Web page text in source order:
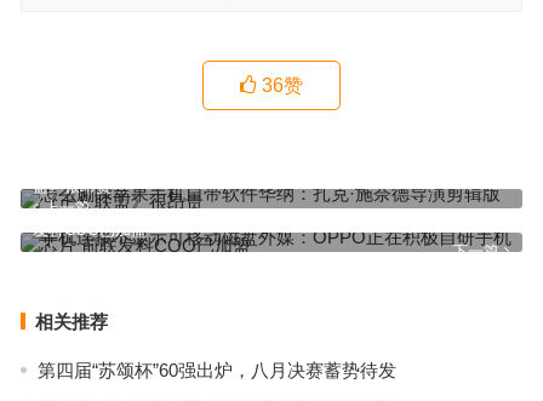
36赞
上一篇
盟》很昂贵
下一篇
手机连接不显示可移动磁盘外媒：OPPO正在积极自研手机芯片 前联
发科COO已加盟
相关推荐
第四届“苏颂杯”60强出炉，八月决赛蓄势待发